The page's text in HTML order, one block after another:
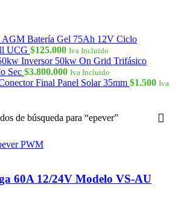
Batería Gel 75Ah 12V Ciclo
UCG $125.000 Iva Incluido
Inversor 50kw On Grid Trifásico
Sec $3.800.000 Iva Incluido
Final Panel Solar 35mm $1.500 Iva
de búsqueda para “epever”
60A 12/24V Modelo VS-AU